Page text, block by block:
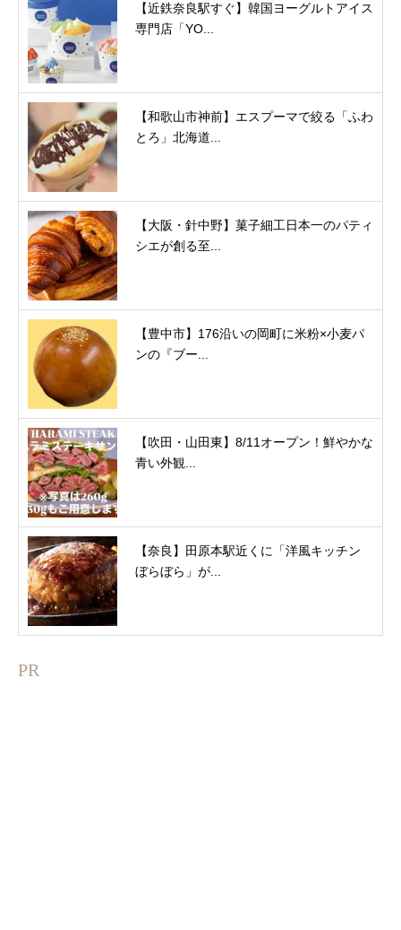
【近鉄奈良駅すぐ】韓国ヨーグルトアイス
専門店「YO...
【和歌山市神前】エスプーマで絞る「ふわ
とろ」北海道...
【大阪・針中野】菓子細工日本一のパティ
シエが創る至...
【豊中市】176沿いの岡町に米粉×小麦パ
ンの『ブー...
【吹田・山田東】8/11オープン！鮮やかな
青い外観...
【奈良】田原本駅近くに「洋風キッチン
ぼらぼら」が...
PR